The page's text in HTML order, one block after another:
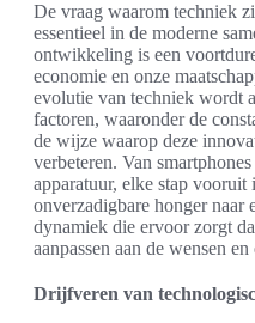
De vraag waarom techniek
essentieel in de moderne
ontwikkeling is een
economie en onze
evolutie van techniek wordt
factoren, waaronder de
de wijze waarop deze
verbeteren. Van
apparatuur, elke stap vooruit
onverzadigbare honger naar
dynamiek die ervoor zorgt
aanpassen aan de wensen
Drijfveren van